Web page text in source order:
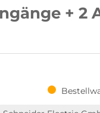
+ 2